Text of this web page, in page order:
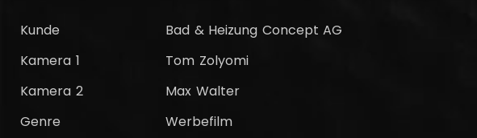
Kunde
Bad & Heizung Concept AG
Kamera 1
Tom Zolyomi
Kamera 2
Max Walter
Genre
Werbefilm